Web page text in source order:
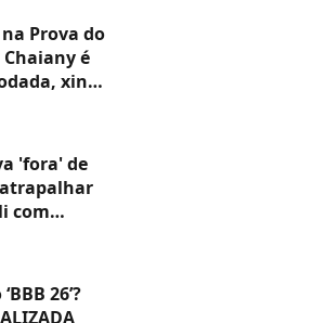
Prova do
Chaiany é
xinga
com
'fora' de
com
e recusa
26’?